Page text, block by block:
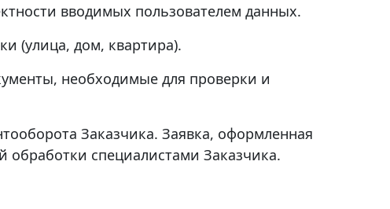
вводимых пользователем данных.
(улица, дом, квартира).
необходимые для проверки и
Заказчика. Заявка, оформленная
обработки специалистами Заказчика.